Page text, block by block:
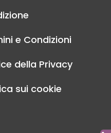
e Condizioni
della Privacy
sui cookie